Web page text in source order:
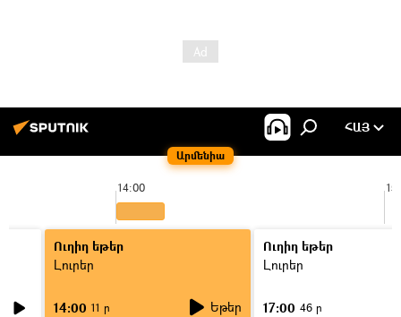
Արմենիա
ՀԱՅ
14:00
Ուղիղ եթեր
Լուրեր
14:00 11 ր Եթեր
Ուղիղ եթեր
Լուրեր
17:00 46 ր